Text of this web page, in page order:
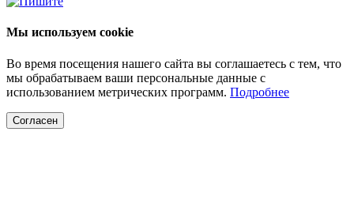
Мы используем cookie
Во время посещения нашего сайта вы соглашаетесь с тем, что
мы обрабатываем ваши персональные данные с
использованием метрических программ. Подробнее
Согласен